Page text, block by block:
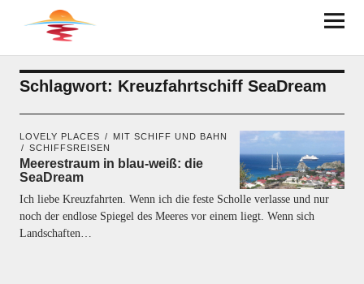
BRUDER AUF ACHSE
Schlagwort: Kreuzfahrtschiff SeaDream
LOVELY PLACES
MIT SCHIFF UND BAHN
SCHIFFSREISEN
Meerestraum in blau-weiß: die
SeaDream
Ich liebe Kreuzfahrten. Wenn ich die feste Scholle verlasse und nur
noch der endlose Spiegel des Meeres vor einem liegt. Wenn sich
Landschaften…